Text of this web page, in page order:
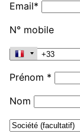
Email*
N° mobile
Prénom *
Nom